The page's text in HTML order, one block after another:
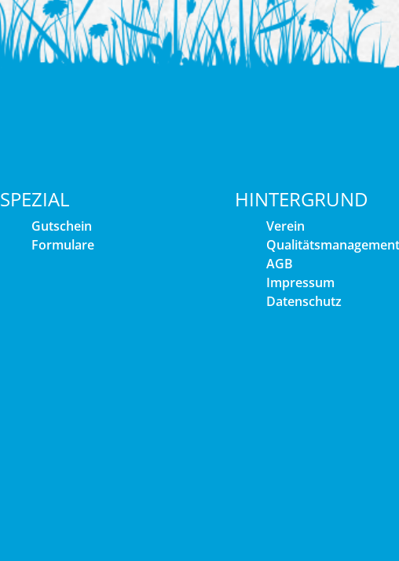
SPEZIAL
Gutschein
Formulare
HINTERGRUND
Verein
Qualitätsmanagement
AGB
Impressum
Datenschutz